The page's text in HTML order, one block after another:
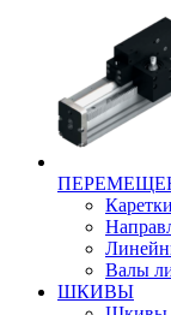
Каретки
Валы
ШКИВЫ